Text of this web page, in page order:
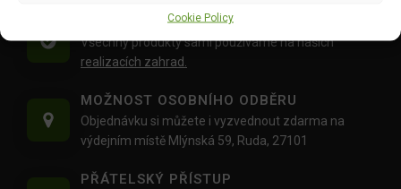
Cookie Policy
OVĚŘENÉ PRODUKTY
Všechny produkty sami používáme na našich
realizacích zahrad.
MOŽNOST OSOBNÍHO ODBĚRU
Objednávku si můžete i vyzvednout zdarma na
výdejním místě Mlýnská 59, Ruda, 27101
PŘÁTELSKÝ PŘÍSTUP